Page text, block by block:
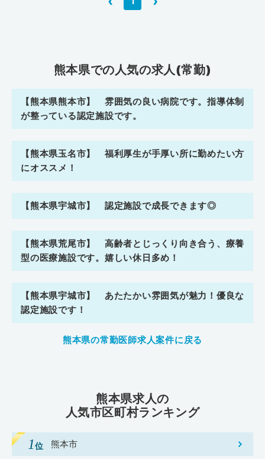
熊本県での人気の求人(常勤)
【熊本県熊本市】 雰囲気の良い病院です。指導体制
が整っている認定施設です。
【熊本県玉名市】 福利厚生が手厚い所に勤めたい方
にオススメ！
【熊本県宇城市】 認定施設で成長できます◎
【熊本県荒尾市】 高齢者とじっくり向き合う、療養
型の医療施設です。嬉しい休日多め！
【熊本県宇城市】 あたたかい雰囲気が魅力！優良な
認定施設です！
熊本県の常勤医師求人案件に戻る
熊本県求人の
人気市区町村ランキング
熊本市